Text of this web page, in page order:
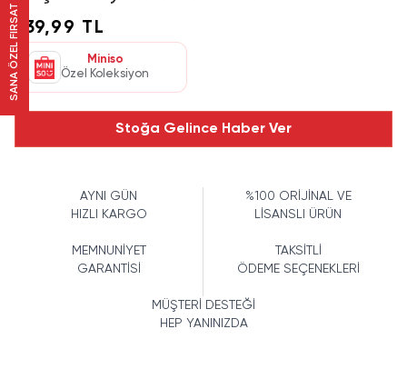
SANA ÖZEL FIRSAT139,99 TL
Miniso
Özel Koleksiyon
Stoğa Gelince Haber Ver
AYNI GÜN
HIZLI KARGO
%100 ORİJİNAL VE
LİSANSLI ÜRÜN
MEMNUNİYET
GARANTİSİ
TAKSİTLİ
ÖDEME SEÇENEKLERİ
MÜŞTERİ DESTEĞİ
HEP YANINIZDA